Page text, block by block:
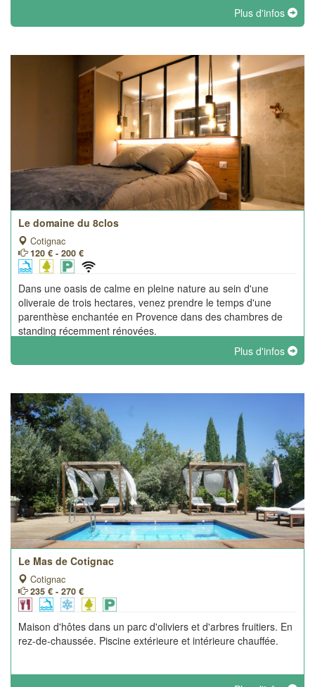
Plus d'infos
Le domaine du 8clos
Cotignac
120 € - 200 €
Dans une oasis de calme en pleine nature au sein d'une
oliveraie de trois hectares, venez prendre le temps d'une
parenthèse enchantée en Provence dans des chambres de
standing récemment rénovées.
Plus d'infos
Le Mas de Cotignac
Cotignac
235 € - 270 €
Maison d'hôtes dans un parc d'oliviers et d'arbres fruitiers. En
rez-de-chaussée. Piscine extérieure et intérieure chauffée.